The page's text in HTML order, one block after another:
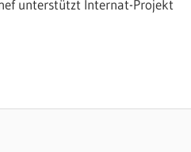
zur
unterstützt Internat-Projekt